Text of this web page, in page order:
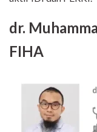
dr.
FIHA